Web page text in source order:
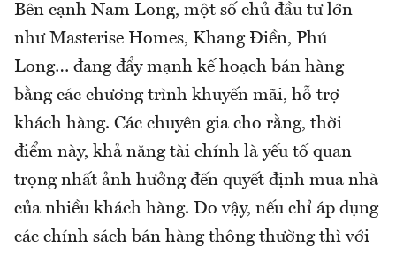
Bên cạnh Nam Long, một số chủ đầu tư lớn
như Masterise Homes, Khang Điền, Phú
Long… đang đẩy mạnh kế hoạch bán hàng
bằng các chương trình khuyến mãi, hỗ trợ
khách hàng. Các chuyên gia cho rằng, thời
điểm này, khả năng tài chính là yếu tố quan
trọng nhất ảnh hưởng đến quyết định mua nhà
của nhiều khách hàng. Do vậy, nếu chỉ áp dụng
các chính sách bán hàng thông thường thì với